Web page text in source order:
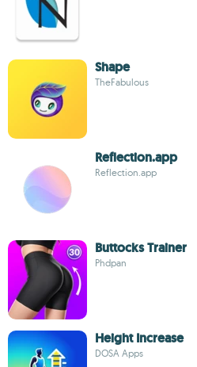
Shape
TheFabulous
Reflection.app
Reflection.app
Buttocks Trainer
Phdpan
Height Increase
DOSA Apps